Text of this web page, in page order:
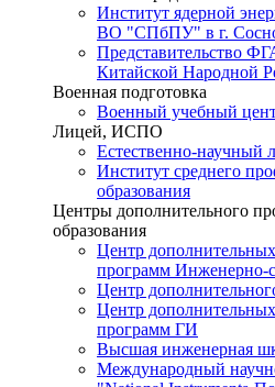
Институт ядерной
ВО "СПбПУ" в г.
Представительство
Китайской Народной
Военная подготовка
Военный учебный
Лицей, ИСПО
Естественно-научный
Институт среднего
образования
Центры дополнительного
образования
Центр
программ Инженерно-
Центр
Центр
программ ГИ
Высшая инженерная
Международный